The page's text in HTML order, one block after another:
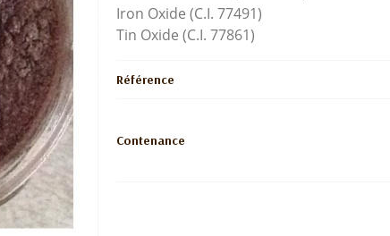
Iron Oxide (C.I. 77491)
Tin Oxide (C.I. 77861)
Référence
Contenance